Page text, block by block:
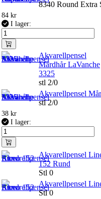
8340 Round Extra
84 kr
I lager:
Akvarellpensel
Mårdhår LaVanche
3325
stl 2/0
Akvarellpensel
stl 2/0
38 kr
I lager:
Akvarellpensel
152 Rund
Stl 0
Akvarellpensel
Stl 0